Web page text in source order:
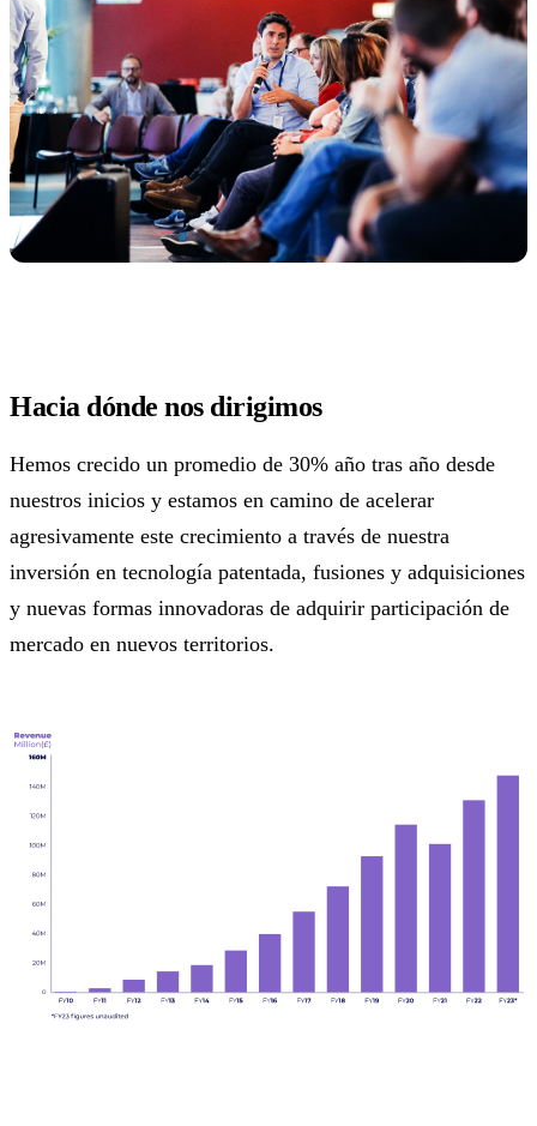
Hacia dónde nos dirigimos
Hemos crecido un promedio de 30% año tras año desde
nuestros inicios y estamos en camino de acelerar
agresivamente este crecimiento a través de nuestra
inversión en tecnología patentada, fusiones y adquisiciones
y nuevas formas innovadoras de adquirir participación de
mercado en nuevos territorios.